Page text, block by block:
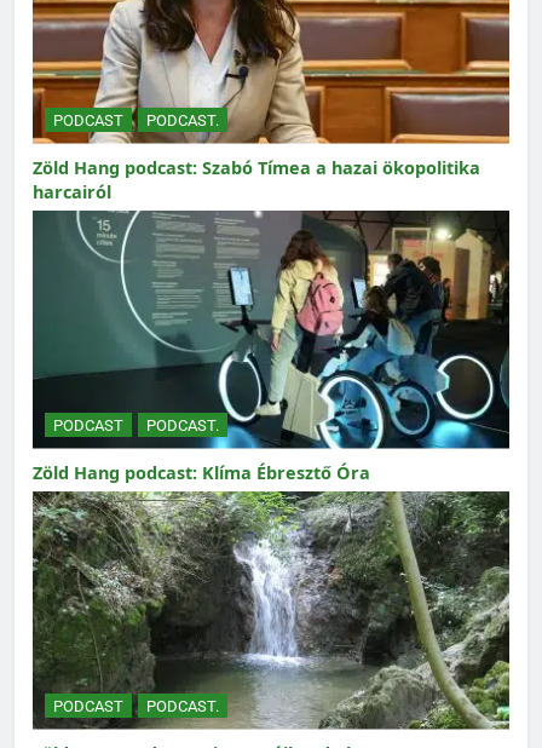
PODCAST PODCAST.
Zöld Hang podcast: Szabó Tímea a hazai ökopolitika
harcairól
PODCAST PODCAST.
Zöld Hang podcast: Klíma Ébresztő Óra
PODCAST PODCAST.